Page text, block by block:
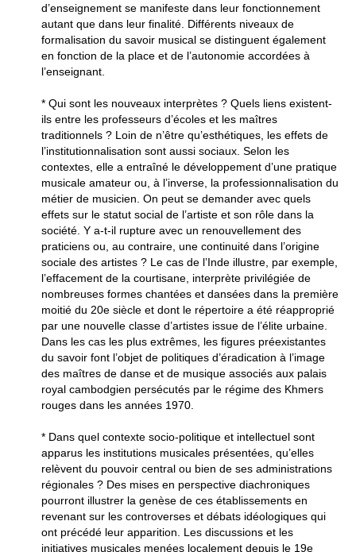
d’enseignement se manifeste dans leur fonctionnement
autant que dans leur finalité. Différents niveaux de
formalisation du savoir musical se distinguent également
en fonction de la place et de l’autonomie accordées à
l’enseignant.
* Qui sont les nouveaux interprètes ? Quels liens existent-
ils entre les professeurs d’écoles et les maîtres
traditionnels ? Loin de n’être qu’esthétiques, les effets de
l’institutionnalisation sont aussi sociaux. Selon les
contextes, elle a entraîné le développement d’une pratique
musicale amateur ou, à l’inverse, la professionnalisation du
métier de musicien. On peut se demander avec quels
effets sur le statut social de l’artiste et son rôle dans la
société. Y a-t-il rupture avec un renouvellement des
praticiens ou, au contraire, une continuité dans l’origine
sociale des artistes ? Le cas de l’Inde illustre, par exemple,
l’effacement de la courtisane, interprète privilégiée de
nombreuses formes chantées et dansées dans la première
moitié du 20e siècle et dont le répertoire a été réapproprié
par une nouvelle classe d’artistes issue de l’élite urbaine.
Dans les cas les plus extrêmes, les figures préexistantes
du savoir font l’objet de politiques d’éradication à l’image
des maîtres de danse et de musique associés aux palais
royal cambodgien persécutés par le régime des Khmers
rouges dans les années 1970.
* Dans quel contexte socio-politique et intellectuel sont
apparus les institutions musicales présentées, qu’elles
relèvent du pouvoir central ou bien de ses administrations
régionales ? Des mises en perspective diachroniques
pourront illustrer la genèse de ces établissements en
revenant sur les controverses et débats idéologiques qui
ont précédé leur apparition. Les discussions et les
initiatives musicales menées localement depuis le 19e